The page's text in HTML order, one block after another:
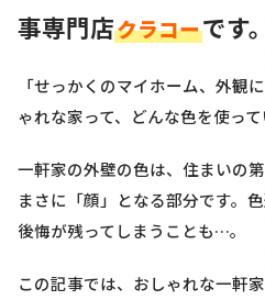
事専門店クラコーです。
「せっかくのマイホーム、外観
ゃれな家って、どんな色を使って
一軒家の外壁の色は、住まいの
まさに「顔」となる部分です。
後悔が残ってしまうことも…。
この記事では、おしゃれな一軒